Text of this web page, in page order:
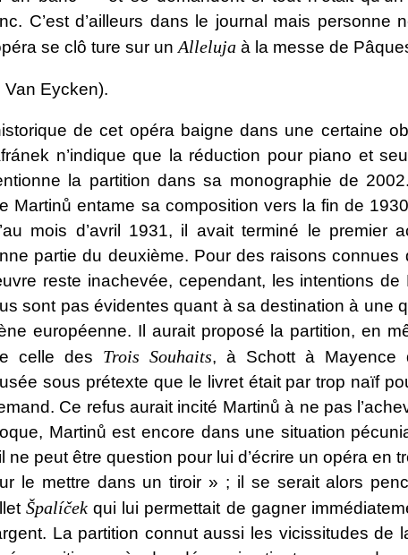
C’est d’ailleurs dans le journal mais personne
se clô ture sur un Alleluja à la messe de
Van Eycken).
de cet opéra baigne dans une certaine
n’indique que la réduction pour piano et
la partition dans sa monographie de
Martinů entame sa composition vers la fin de
mois d’avril 1931, il avait terminé le premier
partie du deuxième. Pour des raisons connues
reste inachevée, cependant, les intentions de
sont pas évidentes quant à sa destination à une
européenne. Il aurait proposé la partition, en
celle des Trois Souhaits, à Schott à Mayence
sous prétexte que le livret était par trop naïf
Ce refus aurait incité Martinů à ne pas
Martinů est encore dans une situation
ne peut être question pour lui d’écrire un opéra en
le mettre dans un tiroir » ; il se serait alors
Špalíčekqui lui permettait de gagner
La partition connut aussi les vicissitudes de